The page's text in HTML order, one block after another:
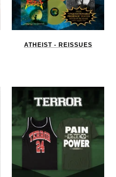
ATHEIST - REISSUES